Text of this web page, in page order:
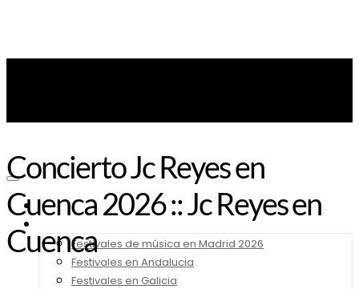
Noticias
Festivales de música en Madrid 2026
Festivales en Andalucia
Festivales en Galicia
Concierto Jc Reyes en
Cuenca 2026 :: Jc Reyes en
Cuenca